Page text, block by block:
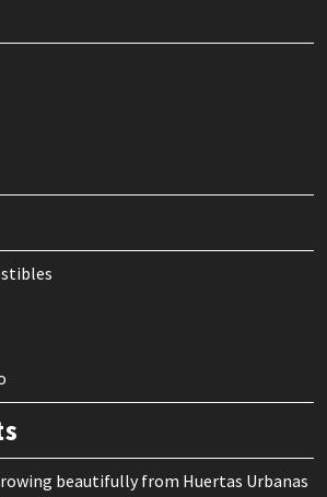
beautifully from Huertas Urbanas